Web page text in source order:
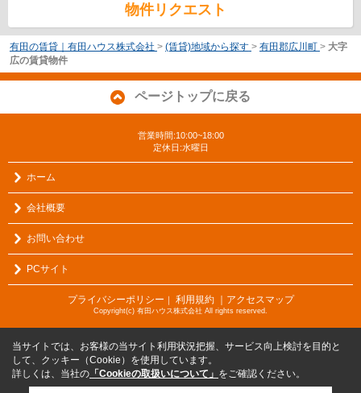
物件リクエスト
有田の賃貸｜有田ハウス株式会社 > (賃貸)地域から探す > 有田郡広川町 > 大字
広の賃貸物件
ページトップに戻る
営業時間:10:00~18:00
定休日:水曜日
ホーム
会社概要
お問い合わせ
PCサイト
プライバシーポリシー ｜ 利用規約 ｜アクセスマップ
Copyright(c) 有田ハウス株式会社 All rights reserved.
当サイトでは、お客様の当サイト利用状況把握、サービス向上検討を目的と
して、クッキー（Cookie）を使用しています。
詳しくは、当社の 「Cookieの取扱いについて」 をご確認ください。